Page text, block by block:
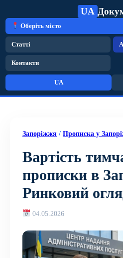
UA
Оберіть місто
Статті
Контакти
UA
Запоріжжя / Прописка у
Вартість
прописки в
Ринковий
04.05.2026